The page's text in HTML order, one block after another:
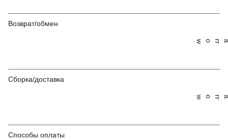
Возврат/обмен
Сборка/доставка
Способы оплаты